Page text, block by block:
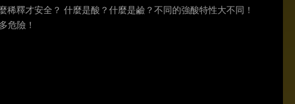
釋才安全？ 什麼是酸？什麼是鹼？不同的強酸特性大不同！
危險！